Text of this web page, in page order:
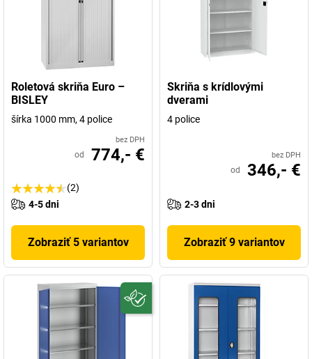
Roletová skriňa Euro –
BISLEY
šírka 1000 mm, 4 police
bez DPH
od 774,- €
(2)
4-5 dni
Zobraziť 5 variantov
Skriňa s krídlovými
dverami
4 police
bez DPH
od 346,- €
2-3 dni
Zobraziť 9 variantov